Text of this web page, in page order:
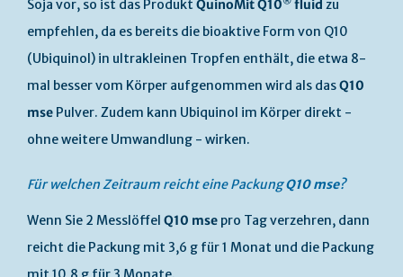
Soja vor, so ist das Produkt QuinoMit Q10 fluid zu
empfehlen, da es bereits die bioaktive Form von Q10
(Ubiquinol) in ultrakleinen Tropfen enthält, die etwa 8-
mal besser vom Körper aufgenommen wird als dasQ10
mse Pulver. Zudem kann Ubiquinol im Körper direkt -
ohne weitere Umwandlung - wirken.
Für welchen Zeitraum reicht eine PackungQ10 mse?
Wenn Sie 2 Messlöffel Q10 mse pro Tag verzehren, dann
reicht die Packung mit 3,6 g für 1 Monat und die Packung